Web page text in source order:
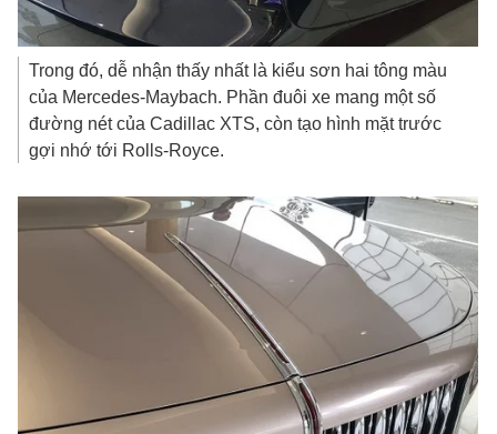
Trong đó, dễ nhận thấy nhất là kiểu sơn hai tông màu
của Mercedes-Maybach. Phần đuôi xe mang một số
đường nét của Cadillac XTS, còn tạo hình mặt trước
gợi nhớ tới Rolls-Royce.